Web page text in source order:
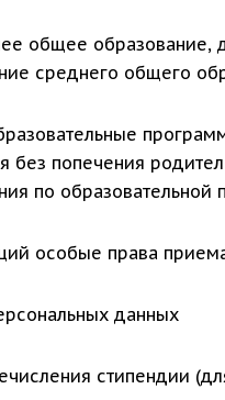
общее образование,
среднего общего
без попечения
по
особые права
данных
стипендии